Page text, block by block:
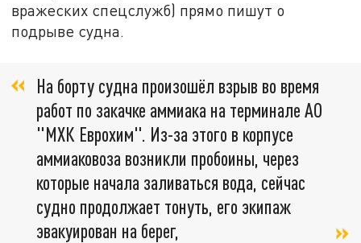
вражеских спецслужб) прямо пишут о
подрыве судна.
На борту судна произошёл взрыв во время
работ по закачке аммиака на терминале АО
"МХК Еврохим". Из-за этого в корпусе
аммиаковоза возникли пробоины, через
которые начала заливаться вода, сейчас
судно продолжает тонуть, его экипаж
эвакуирован на берег,